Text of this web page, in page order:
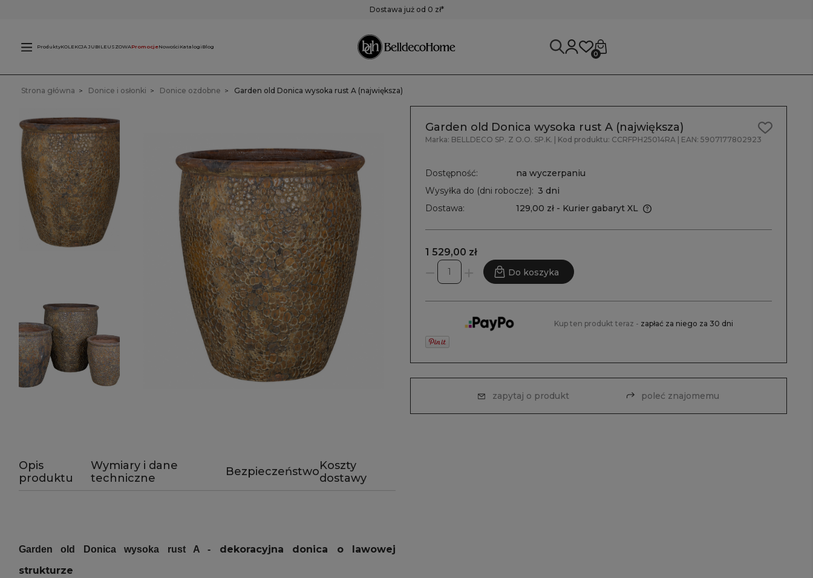
Dostawa już od 0 zł*
ProduktyKOLEKCJA JUBILEUSZOWA PromocjeNowości Katalogi Blog
0
pudełka, koszyki
Strona główna Donice i osłonki Donice ozdobne Garden old Donica wysoka rust A (największa)
Opis
produktu
Wymiary i dane
techniczne
BezpieczeństwoKoszty
dostawy
Garden old Donica wysoka rust A - dekoracyjna donica o lawowej
strukturze
Garden old Donica wysoka rust A (największa)
Marka: BELLDECO SP. Z O.O. SP.K. | Kod produktu: CCRFPH25014RA | EAN: 5907177802923
Dostępność:
na wyczerpaniu
Wysyłka do (dni robocze): 3 dni
Dostawa:
129,00 zł - Kurier gabaryt XL
1 529,00 zł
Do koszyka
Kup ten produkt teraz - zapłać za niego za 30 dni
zapytaj o produkt poleć znajomemu